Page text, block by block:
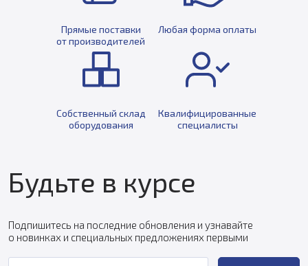
Прямые поставки
от производителей
Любая форма оплаты
Собственный склад
оборудования
Квалифицированные
специалисты
Будьте в курсе
Подпишитесь на последние обновления и узнавайте
о новинках и специальных предложениях первыми